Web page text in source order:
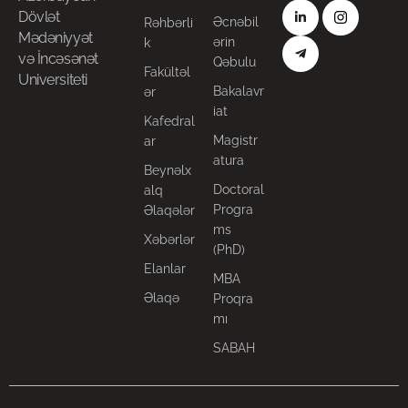
Dövlət
Mədəniyyət
və İncəsənət
Universiteti
Rəhbərli
k
Fakültəl
ər
Kafedral
ar
Beynəlx
alq
Əlaqələr
Xəbərlər
Elanlar
Əlaqə
Əcnəbil
ərin
Qəbulu
Bakalavr
iat
Magistr
atura
Doctoral
Progra
ms
(PhD)
MBA
Proqra
mı
SABAH